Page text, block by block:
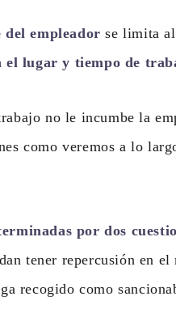
empleador se limita al
el lugar y tiempo de
no le incumbe la
como veremos a lo
por dos
tener repercusión en el
recogido como